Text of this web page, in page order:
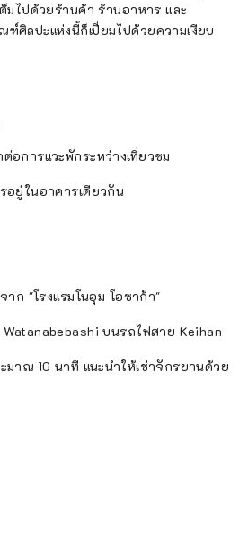
มไปด้วยร้านค้า ร้านอาหาร และ
ศิลปะแห่งนี้ก็เปี่ยมไปด้วยความเงียบ
อการแวะพักระหว่างเที่ยวชม
อยู่ในอาคารเดียวกัน
ก "โรงแรมโนอุม โอซาก้า"
บนรถไฟสาย Keihan
มาณ 10 นาที แนะนำให้เช่าจักรยานด้วย